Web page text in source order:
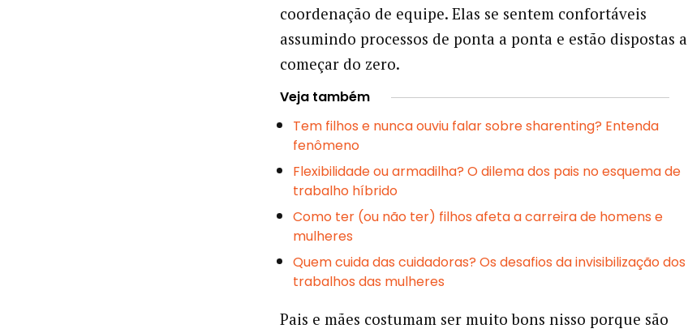
coordenação de equipe. Elas se sentem confortáveis
assumindo processos de ponta a ponta e estão dispostas a
começar do zero.
Veja também
Tem filhos e nunca ouviu falar sobre sharenting? Entenda
fenômeno
Flexibilidade ou armadilha? O dilema dos pais no esquema de
trabalho híbrido
Como ter (ou não ter) filhos afeta a carreira de homens e
mulheres
Quem cuida das cuidadoras? Os desafios da invisibilização dos
trabalhos das mulheres
Pais e mães costumam ser muito bons nisso porque são